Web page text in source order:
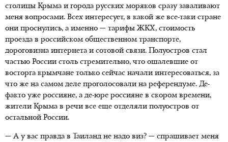
столицы Крыма и города русских моряков сразу заваливают
меня вопросами. Всех интересует, в какой же все-таки стране
они проснулись, а именно — тарифы ЖКХ, стоимость
проезда в российском общественном транспорте,
дороговизна интернета и сотовой связи. Полуостров стал
частью России столь стремительно, что ошалевшие от
восторга крымчане только сейчас начали интересоваться, за
что же на самом деле проголосовали на референдуме. Де-
факто уже россияне, а де-юре россияне в скором времени,
жители Крыма в речи все еще отделяли полуостров от
остальной России.
— А у вас правда в Таиланд не надо виз? — спрашивает меня